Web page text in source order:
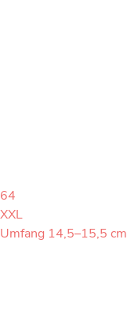
64
XXL
Umfang 14,5–15,5 cm